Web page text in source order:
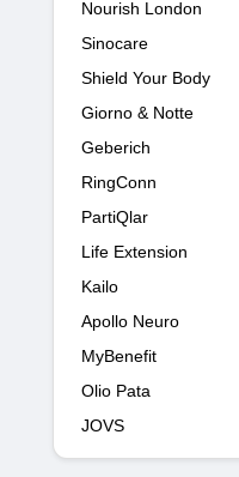
Nourish London
Sinocare
Shield Your Body
Giorno & Notte
Geberich
RingConn
PartiQlar
Life Extension
Kailo
Apollo Neuro
MyBenefit
Olio Pata
JOVS